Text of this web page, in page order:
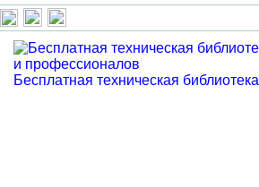
Бесплатная техническая библиотека